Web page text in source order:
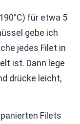
für etwa 5
gebe ich
jedes Filet in
ist. Dann lege
drücke leicht,
Filets